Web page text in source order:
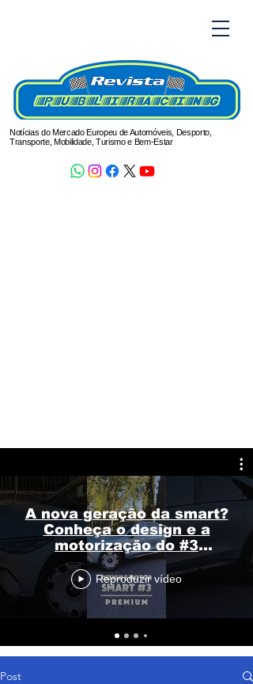
Notícias do Mercado Europeu de Automóveis, Desporto,
Transporte, Mobilidade, Turismo e Bem-Estar
A nova geração da smart?
Conheça o design e a
motorização do #3
Premium
Reproduzir vídeo
Post